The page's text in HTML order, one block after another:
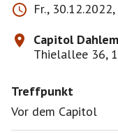
https://
aus-sehen-kann-
Wenn ihr wollt,
Fr.,
Capitol Dahlem
Thielallee 36,
Treffpunkt
Vor dem Capitol